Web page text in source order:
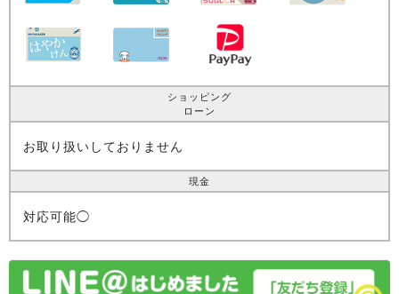
ショッピング
ローン
お取り扱いしておりません
現金
対応可能◯